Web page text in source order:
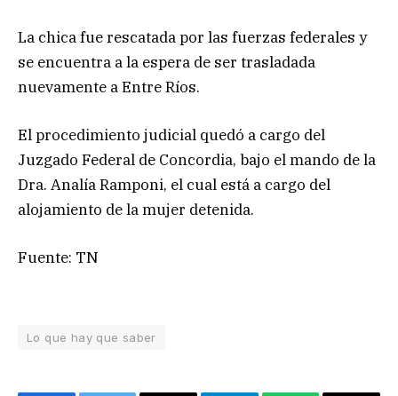
La chica fue rescatada por las fuerzas federales y
se encuentra a la espera de ser trasladada
nuevamente a Entre Ríos.
El procedimiento judicial quedó a cargo del
Juzgado Federal de Concordia, bajo el mando de la
Dra. Analía Ramponi, el cual está a cargo del
alojamiento de la mujer detenida.
Fuente: TN
Lo que hay que saber